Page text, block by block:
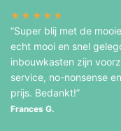
★★★★★
“Super blij met de
echt mooi en snel
inbouwkasten zijn
service, no-nonsense
prijs. Bedankt!”
Frances G.